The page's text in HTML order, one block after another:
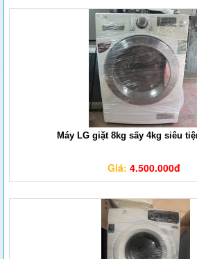
Máy LG giặt 8kg sấy 4kg siêu
Giá: 4.500.000đ